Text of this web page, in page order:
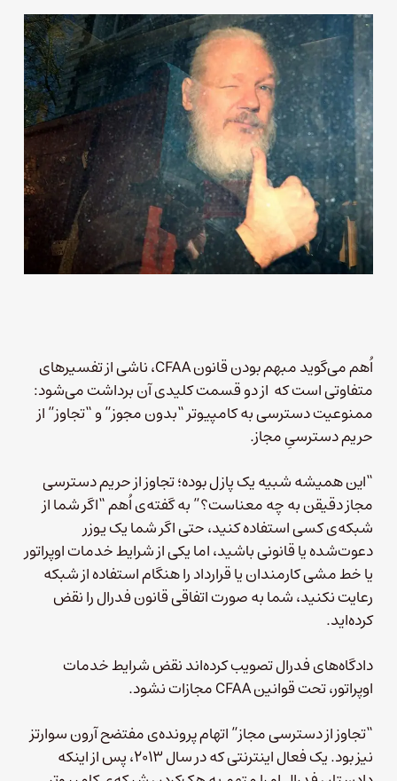
اُهم می‌گوید مبهم بودن قانون CFAA، ناشی از تفسیرهای
متفاوتی است که از دو قسمت کلیدی آن برداشت می‌شود:
ممنوعیت دسترسی به کامپیوتر “بدون مجوز” و “تجاوز” از
حریم دسترسیِ مجاز.
“این همیشه شبیه یک پازل بوده؛ تجاوز از حریم دسترسی
مجاز دقیقن به چه معناست؟” به گفته‌ی اُهم “اگر شما از
شبکه‌ی کسی استفاده کنید، حتی اگر شما یک یوزر
دعوت‌شده یا قانونی باشید، اما یکی از شرایط خدمات اوپراتور
یا خط مشی کارمندان یا قرارداد را هنگام استفاده از شبکه
رعایت نکنید، شما به صورت اتفاقی قانون فدرال را نقض
کرده‌اید.
دادگاه‌های فدرال تصویب کرده‌اند نقض شرایط خدمات
اوپراتور، تحت قوانین CFAA مجازات نشود.
“تجاوز از دسترسی مجاز” اتهام پرونده‌ی مفتضح آرون سوارتز
نیز بود. یک فعال اینترنتی که در سال ۲۰۱۳، پس از اینکه